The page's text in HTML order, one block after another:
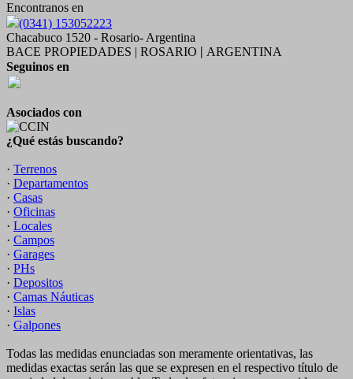
Encontranos en
(0341) 153052223
Chacabuco 1520 - Rosario- Argentina
BACE PROPIEDADES | ROSARIO
ARGENTINA
Seguinos en
Asociados con
¿Qué estás buscando?
· Terrenos
· Departamentos
· Casas
· Oficinas
· Locales
· Campos
· Garages
· PHs
· Depositos
· Camas Náuticas
· Islas
· Galpones
Todas las medidas enunciadas son meramente orientativas, las
medidas exactas serán las que se expresen en el respectivo título de